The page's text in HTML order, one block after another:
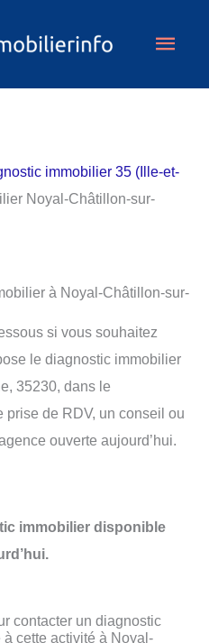
immobilier 35 (Ille-et-
Noyal-Châtillon-sur-
à Noyal-Châtillon-sur-
si vous souhaitez
le diagnostic immobilier
35230, dans le
prise de RDV, un conseil ou
ouverte aujourd’hui.
immobilier disponible
contacter un diagnostic
cette activité à Noyal-